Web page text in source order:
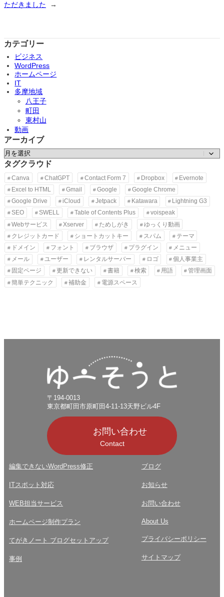
ただきました
→
カテゴリー
ビジネス
WordPress
ホームページ
IT
多摩地域
八王子
町田
東村山
動画
アーカイブ
ア
ー
カ
イ
ブ
タグクラウド
Canva ChatGPT Contact Form 7 Dropbox
Evernote
Excel to HTML
Gmail Google
Google Chrome
Google Drive
iCloud Jetpack Katawara
Lightning G3
SEO
SWELL Table of Contents Plus
voispeak
Webサービス
Xserver ためしがき
ゆっくり動画
クレジットカード
ショートカットキー スパム
テーマ
ドメイン
フォント ブラウザ プラグイン
メニュー
メール
ユーザー レンタルサーバー ロゴ
個人事業主
固定ページ
更新できない 書籍 検索 用語
管理画面
簡単テクニック
補助金 電源スペース
〒194-0013
東京都町田市原町田4-11-13天野ビル4F
お問い合わせ
Contact
編集できないWordPress修正
ITスポット対応
WEB担当サービス
ホームページ制作プラン
てがきノート ブログセットアップ
事例
ブログ
お知らせ
お問い合わせ
About Us
プライバシーポリシー
サイトマップ